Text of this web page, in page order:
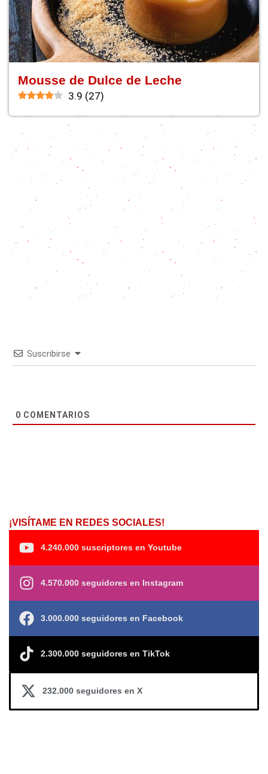
Mousse de Dulce de Leche
3.9 (27)
Suscribirse
0 COMENTARIOS
¡VISÍTAME EN REDES SOCIALES!
4.240.000 suscriptores en Youtube
4.570.000 seguidores en Instagram
3.000.000 seguidores en Facebook
2.300.000 seguidores en TikTok
232.000 seguidores en X